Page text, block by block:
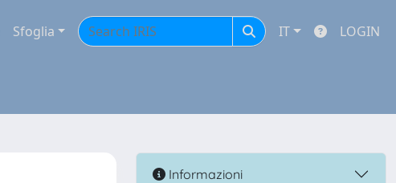
Sfoglia IT LOGIN
Informazioni